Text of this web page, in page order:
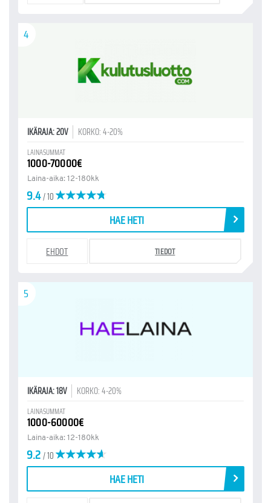
4
IKÄRAJA: 20V KORKO: 4-20%
LAINASUMMAT
1000-70000€
Laina-aika: 12-180kk
9.4/ 10
HAE HETI
EHDOT TIEDOT
5
IKÄRAJA: 18V KORKO: 4-20%
LAINASUMMAT
1000-60000€
Laina-aika: 12-180kk
9.2/ 10
HAE HETI